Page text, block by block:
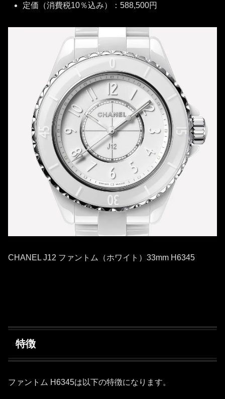
定価（消費税10％込み）：588,500円
CHANEL J12 ファントム（ホワイト）33mm H6345
特徴
ファントム H6345は以下の特徴になります。